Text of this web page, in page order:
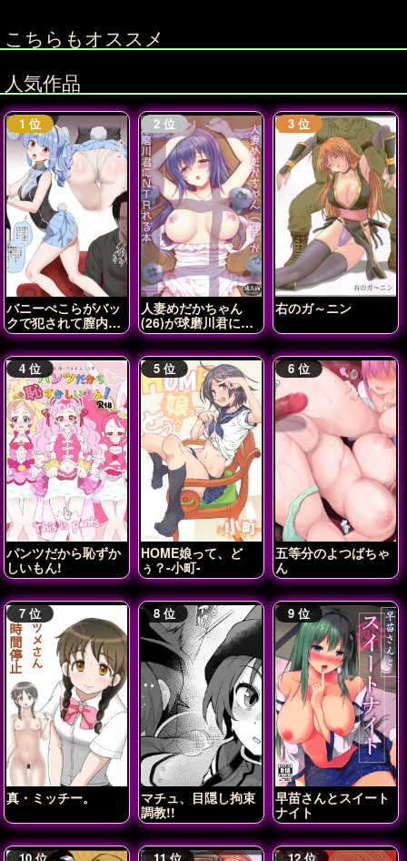
こちらもオススメ
人気作品
バニーぺこらがバッ
クで犯されて膣内射
精されちゃう♡
人妻めだかちゃん
(26)が球磨川君に
NTRれる本
右のガ～ニン
パンツだから恥ずか
しいもん!
HOME娘って、ど
ぅ？-小町-
五等分のよつばちゃ
ん
真・ミッチー。
マチュ、目隠し拘束
調教!!
早苗さんとスイート
ナイト